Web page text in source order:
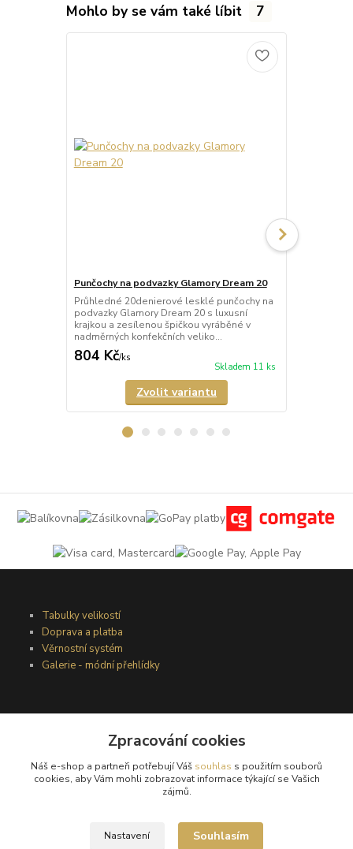
Mohlo by se vám také líbit 7
Punčochy na podvazky Glamory Dream 20
Průhledné 20denierové lesklé punčochy na
podvazky Glamory Dream 20 s luxusní
krajkou a zesílenou špičkou vyráběné v
nadměrných konfekčních veliko...
804 Kč/ks
Skladem 11 ks
Zvolit variantu
Tabulky velikostí
Doprava a platba
Věrnostní systém
Galerie - módní přehlídky
Obchodní podmínky
Ochrana osobních údajů
Kontakty
Reklamační řád
Zpracování cookies
Náš e-shop a partneři potřebují Váš souhlas s použitím souborů
cookies, aby Vám mohli zobrazovat informace týkající se Vašich
zájmů.
Nastavení Souhlasím